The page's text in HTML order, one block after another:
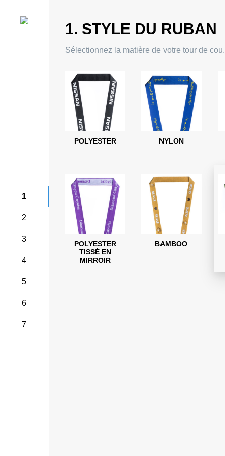
1
2
3
4
5
6
7
1. STYLE DU RUBAN
Sélectionnez la matière de votre tour de cou.
POLYESTER NYLON
POLYESTER
TISSÉ EN
MIRROIR
BAMBOO